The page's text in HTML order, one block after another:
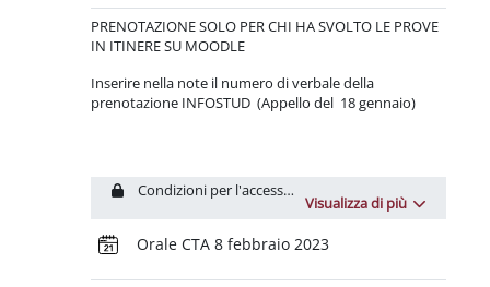
PRENOTAZIONESOLO PER CHI HA SVOLTO LE PROVE
IN ITINERE SU MOODLE
Inserire nella note il numero di verbale della
prenotazione INFOSTUD (Appello del 18 gennaio)
Visualizza di più
Condizioni per l'accesso: L'attività
Orale CTA 8 febbraio 2023